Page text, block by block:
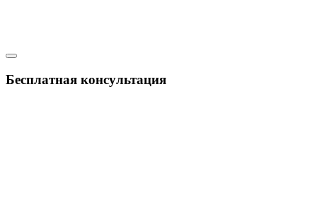
Бесплатная консультация